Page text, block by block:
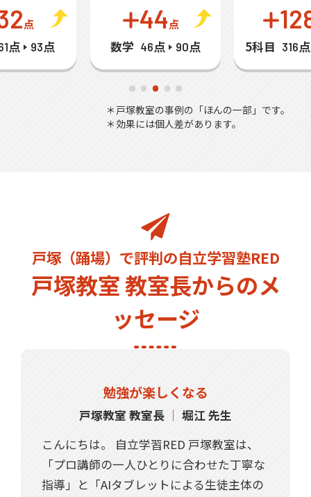
点
点 93点
44点
数学 46点 90点 5科目 316点
＊戸塚教室の事例の「ほんの一部」です。
＊効果には個人差があります。
戸塚（踊場）で評判の自立学習塾RED
戸塚教室 教室長からのメ
ッセージ
勉強が楽しくなる
戸塚教室 教室長 ｜ 堀江 先生
こんにちは。 自立学習RED 戸塚教室は、
「プロ講師の一人ひとりに合わせた丁寧な
指導」と「AIタブレットによる生徒主体の